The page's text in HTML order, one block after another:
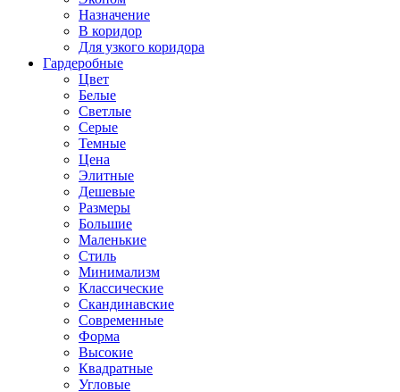
Назначение
В коридор
Для узкого коридора
Гардеробные
Цвет
Белые
Светлые
Серые
Темные
Цена
Элитные
Дешевые
Размеры
Большие
Маленькие
Стиль
Минимализм
Классические
Скандинавские
Современные
Форма
Высокие
Квадратные
Угловые